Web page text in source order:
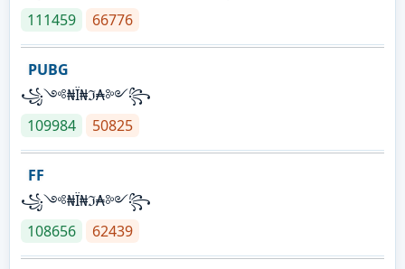
111459
66776
PUBG
꧁༺₦Ї₦ℑ₳༻꧂
109984
50825
FF
꧁༺₦Ї₦ℑ₳༻꧂
108656
62439